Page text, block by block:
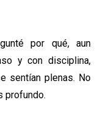
por qué, aun
y con disciplina,
sentían plenas. No
profundo.